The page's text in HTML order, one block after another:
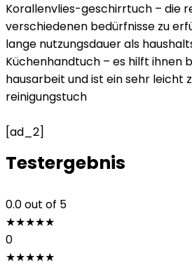
Korallenvlies-geschirrtuch – die
verschiedenen bedürfnisse zu
lange nutzungsdauer als
Küchenhandtuch – es hilft ihnen
hausarbeit und ist ein sehr leicht
reinigungstuch
[ad_2]
Testergebnis
0.0out of 5
★★★★★
0
★★★★★